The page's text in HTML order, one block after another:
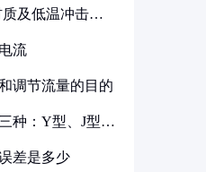
及低温冲击要
流
调节流量的目的
种：Y型、J型、
差是多少